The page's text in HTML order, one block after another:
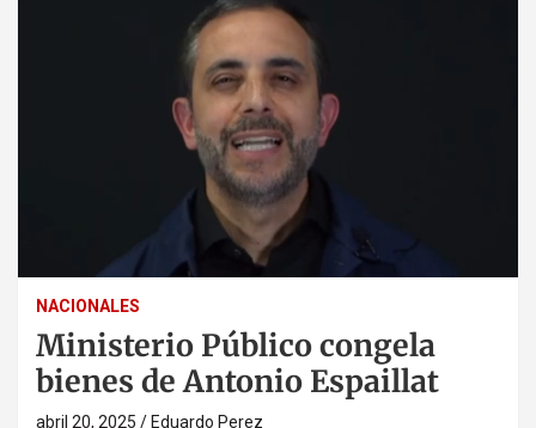
NACIONALES
Ministerio Público congela
bienes de Antonio Espaillat
abril 20, 2025 Eduardo Perez